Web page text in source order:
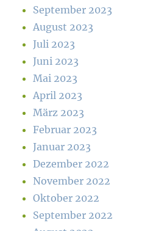
September 2023
August 2023
Juli 2023
Juni 2023
Mai 2023
April 2023
März 2023
Februar 2023
Januar 2023
Dezember 2022
November 2022
Oktober 2022
September 2022